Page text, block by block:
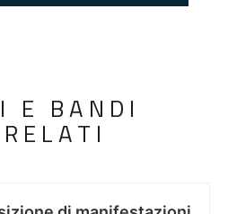
E BANDI